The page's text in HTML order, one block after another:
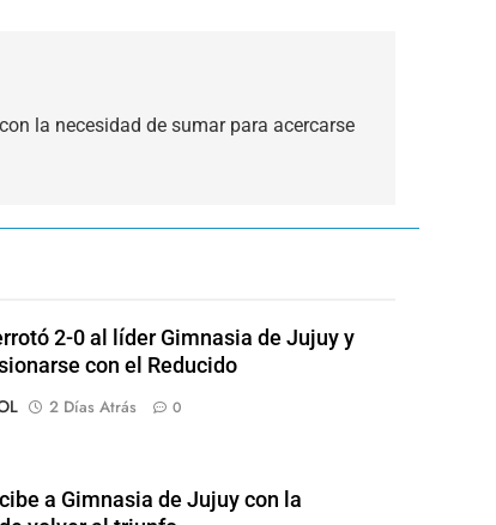
la necesidad de sumar para acercarse
2-0 al líder Gimnasia de Jujuy y
con el Reducido
2 Días Atrás 0
a Gimnasia de Jujuy con la